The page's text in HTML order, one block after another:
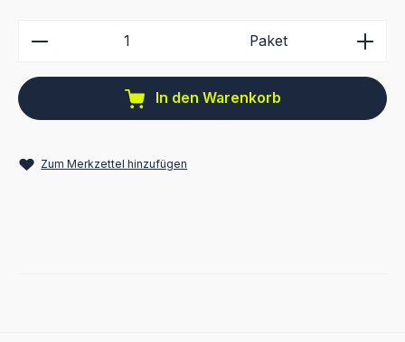
Produkt Anzahl: Gib den gewünschten Wert ein
Paket
In den Warenkorb
Zum Merkzettel hinzufügen